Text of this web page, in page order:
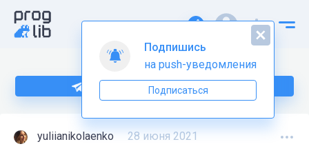
Подпишитесь на нас в Telegram
yuliianikolaenko 28 июня 2021
Подпишись
на push-уведомления
Подписаться